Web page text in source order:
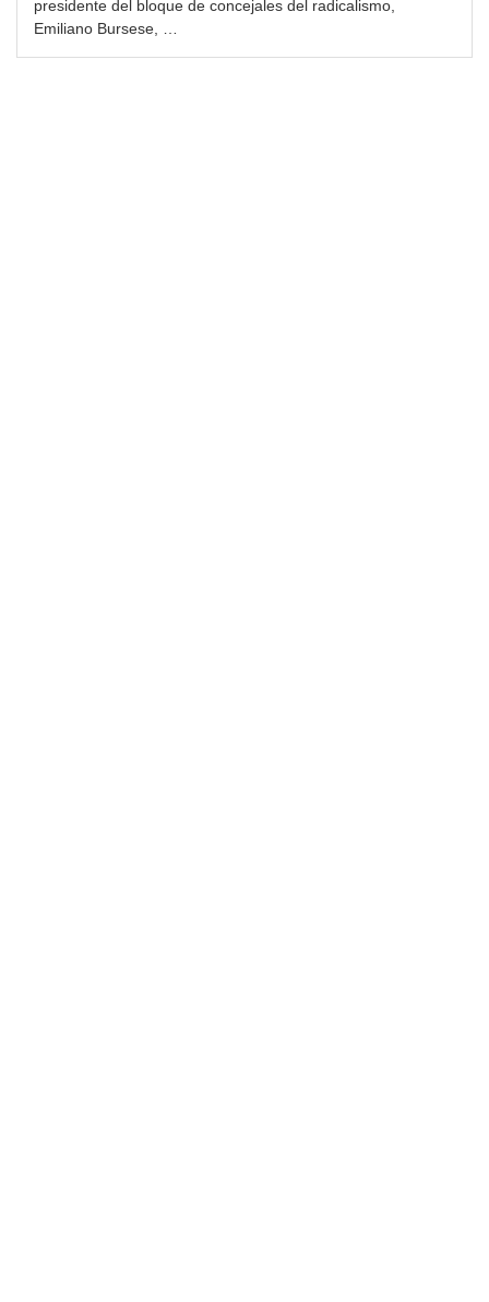
presidente del bloque de concejales del radicalismo,
Emiliano Bursese, …